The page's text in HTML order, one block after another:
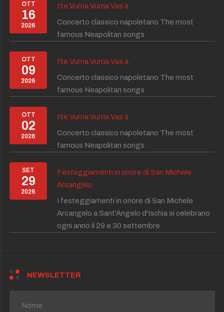
OTT
16
2026
I'te Vurria Vurria Vas à
Concerto classico napoletano The most
famous Neapolitan songs
OTT
09
2026
I'te Vurria Vurria Vas à
Concerto classico napoletano The most
famous Neapolitan songs
OTT
02
2026
I'te Vurria Vurria Vas à
Concerto classico napoletano The most
famous Neapolitan songs
SET
29
2026
Festeggiamenti in onore di San Michele
Arcangelo
I festeggiamenti in onore di San Michele
Arcangelo a Sant'Angelo d'Ischia si celebrano
ogni anno il 29 e 30 settembre
NEWSLETTER